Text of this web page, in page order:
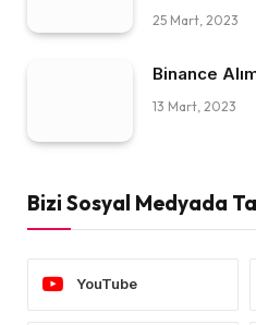
25 Mart, 2023
Binance
13 Mart, 2023
Bizi Sosyal Medyada
YouTube